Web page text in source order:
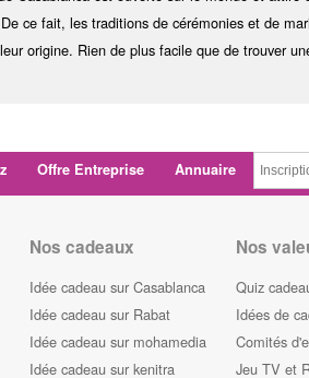
ce fait, les traditions de cérémonies et de
origine. Rien de plus facile que de trouver
Offre Entreprise Annuaire
Nos cadeaux
Idée cadeau sur Casablanca
Idée cadeau sur Rabat
Idée cadeau sur mohamedia
Idée cadeau sur kenitra
Nos
Quiz
Idées de
Comités
Jeu TV et